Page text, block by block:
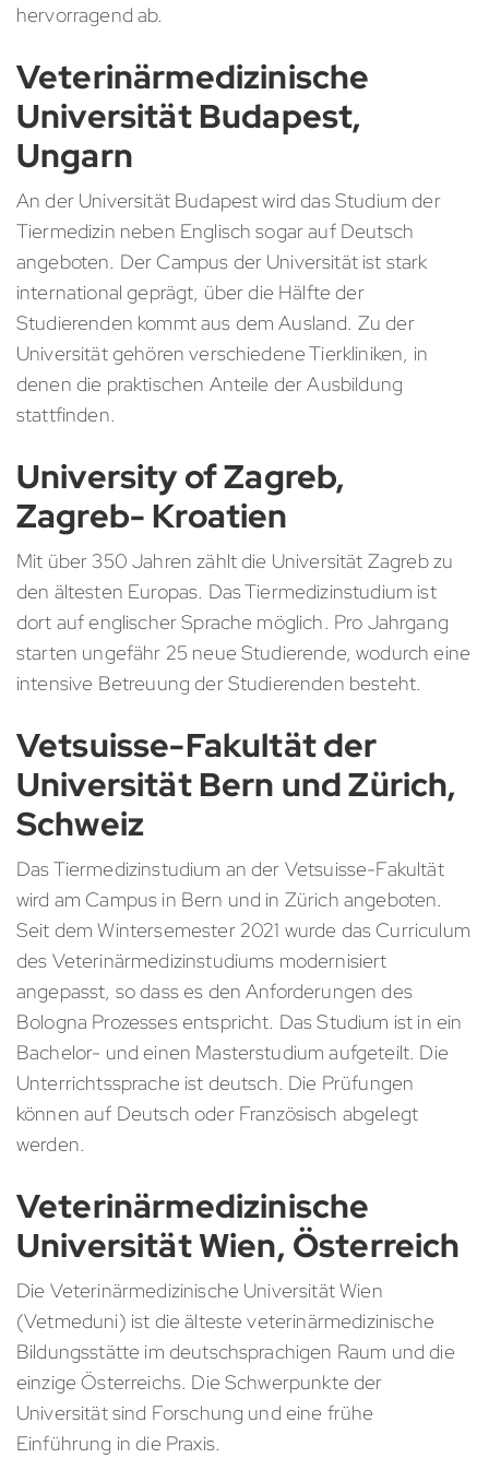
hervorragend ab.
Veterinärmedizinische
Universität Budapest,
Ungarn
An der Universität Budapest wird das Studium der
Tiermedizin neben Englisch sogar auf Deutsch
angeboten. Der Campus der Universität ist stark
international geprägt, über die Hälfte der
Studierenden kommt aus dem Ausland. Zu der
Universität gehören verschiedene Tierkliniken, in
denen die praktischen Anteile der Ausbildung
stattfinden.
University of Zagreb,
Zagreb- Kroatien
Mit über 350 Jahren zählt die Universität Zagreb zu
den ältesten Europas. Das Tiermedizinstudium ist
dort auf englischer Sprache möglich. Pro Jahrgang
starten ungefähr 25 neue Studierende, wodurch eine
intensive Betreuung der Studierenden besteht.
Vetsuisse-Fakultät der
Universität Bern und Zürich,
Schweiz
Das Tiermedizinstudium an der Vetsuisse-Fakultät
wird am Campus in Bern und in Zürich angeboten.
Seit dem Wintersemester 2021 wurde das Curriculum
des Veterinärmedizinstudiums modernisiert
angepasst, so dass es den Anforderungen des
Bologna Prozesses entspricht. Das Studium ist in ein
Bachelor- und einen Masterstudium aufgeteilt. Die
Unterrichtssprache ist deutsch. Die Prüfungen
können auf Deutsch oder Französisch abgelegt
werden.
Veterinärmedizinische
Universität Wien, Österreich
Die Veterinärmedizinische Universität Wien
(Vetmeduni) ist die älteste veterinärmedizinische
Bildungsstätte im deutschsprachigen Raum und die
einzige Österreichs. Die Schwerpunkte der
Universität sind Forschung und eine frühe
Einführung in die Praxis.